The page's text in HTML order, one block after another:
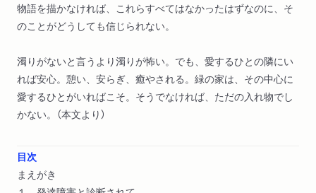
物語を描かなければ、これらすべてはなかったはずなのに、そ
のことがどうしても信じられない。
濁りがないと言うより濁りが怖い。でも、愛するひとの隣にい
れば安心。憩い、安らぎ、癒やされる。緑の家は、その中心に
愛するひとがいればこそ。そうでなければ、ただの入れ物でし
かない。（本文より）
目次
まえがき